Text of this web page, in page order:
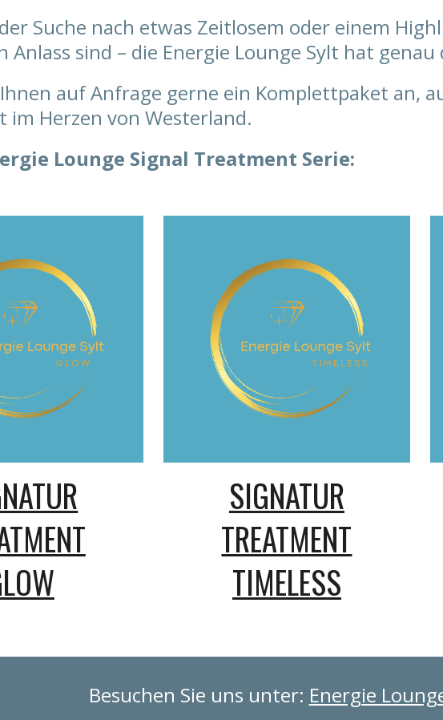
Suche nach etwas Zeitlosem oder einem
Anlass sind – die Energie Lounge Sylt hat genau
auf Anfrage gerne ein Komplettpaket an,
im Herzen von Westerland.
Lounge Signal Treatment Serie:
SIGNATUR
TREATMENT
TIMELESS
Besuchen Sie uns unter: Energie